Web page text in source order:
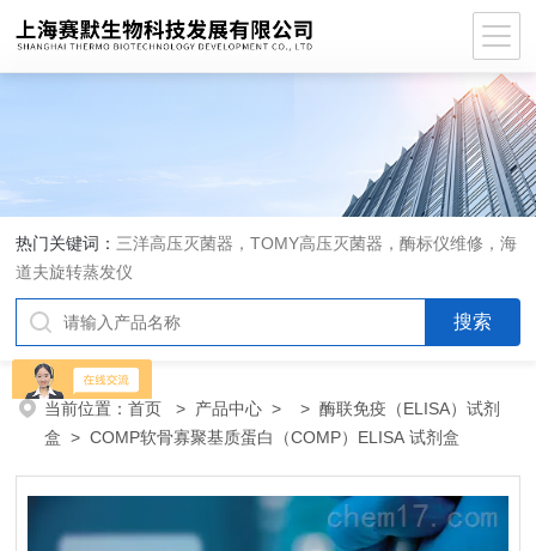
热门关键词： 三洋高压灭菌器，TOMY高压灭菌器，酶标仪维修，海
道夫旋转蒸发仪
当前位置：首页 > 产品中心 > >酶联免疫（ELISA）试剂
盒 > COMP软骨寡聚基质蛋白（COMP）ELISA 试剂盒